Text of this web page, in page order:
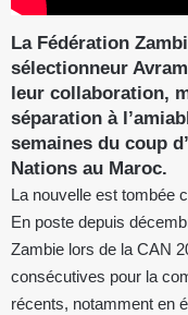
La Fédération
sélectionneur
leur collaboration,
séparation à
semaines du coup
Nations au Maroc.
La nouvelle est tombée
En poste depuis
Zambie lors de la CAN
consécutives pour la
récents, notamment en